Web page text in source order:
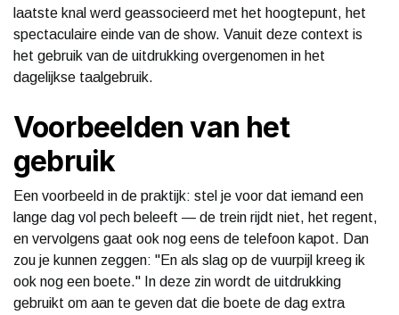
laatste knal werd geassocieerd met het hoogtepunt, het
spectaculaire einde van de show. Vanuit deze context is
het gebruik van de uitdrukking overgenomen in het
dagelijkse taalgebruik.
Voorbeelden van het
gebruik
Een voorbeeld in de praktijk: stel je voor dat iemand een
lange dag vol pech beleeft — de trein rijdt niet, het regent,
en vervolgens gaat ook nog eens de telefoon kapot. Dan
zou je kunnen zeggen: "En als slag op de vuurpijl kreeg ik
ook nog een boete." In deze zin wordt de uitdrukking
gebruikt om aan te geven dat die boete de dag extra